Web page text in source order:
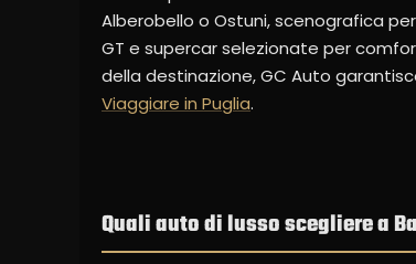
Alberobello o Ostuni, scenografica
GT e supercar selezionate per
della destinazione, GC Auto
Viaggiare in Puglia.
Quali auto di lusso scegliere a